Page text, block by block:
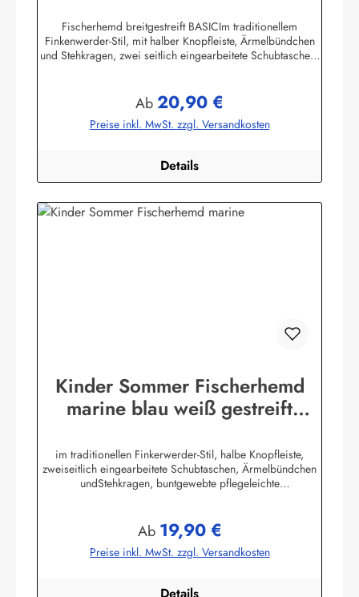
Fischerhemd breitgestreift BASICIm traditionellem
Finkenwerder-Stil, mit halber Knopfleiste, Ärmelbündchen
und Stehkragen, zwei seitlich eingearbeitete Schubtaschen,
Wittmundinfo@modas-bekleidung.de
Regulärer Preis:
Ab20,90 €
Preise inkl. MwSt. zzgl. Versandkosten
Details
Kinder Sommer Fischerhemd
marine blau weiß gestreift
im traditionellen Finkerwerder-Stil, halbe Knopfleiste,
zweiseitlich eingearbeitete Schubtaschen, Ärmelbündchen
undStehkragen, buntgewebte pflegeleichte
GmbHHeglitzer Str. 1226409 Wittmundinfo@modas-
bekleidung.de
Regulärer Preis:
Ab 19,90 €
Preise inkl. MwSt. zzgl. Versandkosten